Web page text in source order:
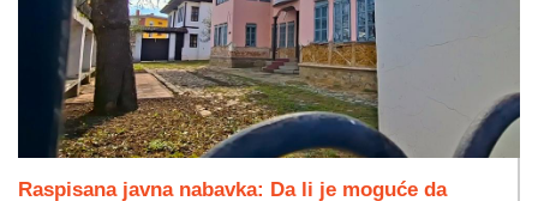
Raspisana javna nabavka: Da li je moguće da